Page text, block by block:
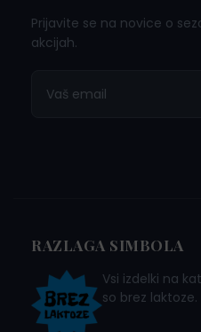
Prijavite se na novice o
akcijah.
RAZLAGA SIMBOLA
Vsi izdelki na
so brez laktoze.